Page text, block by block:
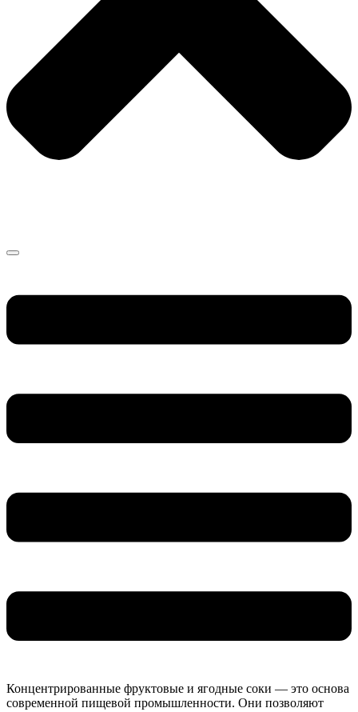
Концентрированные фруктовые и ягодные соки — это основа
современной пищевой промышленности. Они позволяют